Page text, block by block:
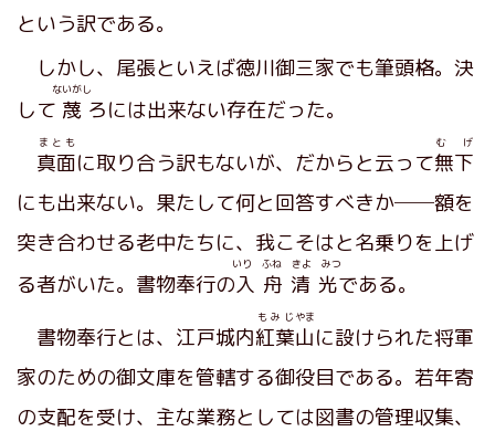
という訳である。
しかし、尾張といえば徳川御三家でも筆頭格。決
して 蔑
ないがし
ろには出来ない存在だった。
真面
まとも
に取り合う訳もないが、だからと云って無下
む げ
にも出来ない。果たして何と回答すべきか──額を
突き合わせる老中たちに、我こそはと名乗りを上げ
る者がいた。書物奉行の入舟清光
いり ふね きよ みつ
である。
書物奉行とは、江戸城内紅葉
もみじ
山
やま
に設けられた将軍
家のための御文庫を管轄する御役目である。若年寄
の支配を受け、主な業務としては図書の管理収集、